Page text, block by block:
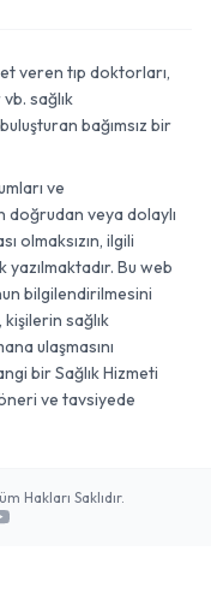
veren tıp doktorları,
sağlık
bağımsız bir
ve
veya dolaylı
olmaksızın, ilgili
Bu web
bilgilendirilmesini
kişilerin sağlık
ulaşmasını
bir Sağlık Hizmeti
ve tavsiyede
Hakları Saklıdır.